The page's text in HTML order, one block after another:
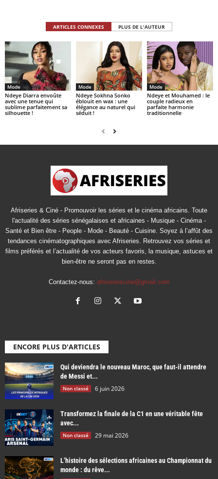
ARTICLES CONNEXES PLUS DE L'AUTEUR
Mode
Ndeye Diarra envoûte
avec une tenue qui
sublime parfaitement sa
silhouette !
Mode
Ndeye Sokhna Sonko
éblouit en wax : une
élégance au naturel qui
séduit !
Mode
Ndeye et Mouhamed : le
couple radieux en
parfaite harmonie
traditionnelle
Afriseries & Ciné - Promouvoir les séries et le cinéma africains. Toute
l'actualité des séries sénégalaises et africaines - Musique - Cinéma -
Santé et Bien être - People - Mode - Beauté - Cuisine. Soyez à l’affût des
tendances cinématographiques avec Afriseries. Retrouvez vos séries et
films préférés et l’actualité de vos acteurs favoris, la musique, astuces et
bien-être ne seront pas en restes.
Contactez-nous: afriseriescine@gmail.com
ENCORE PLUS D'ARTICLES
Qui deviendra le nouveau Maroc, que faut-il attendre
de Messi et...
Non classé 6 juin 2026
Transformez la finale de la C1 en une véritable fête
avec...
Non classé 29 mai 2026
L’histoire des sélections africaines au Championnat du
monde : du rêve...